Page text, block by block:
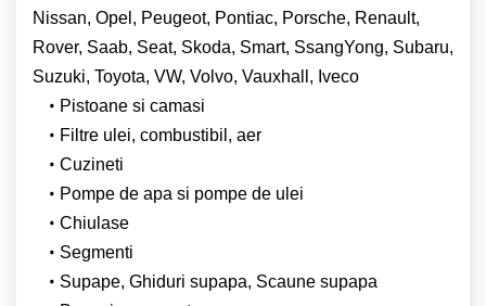
Nissan, Opel, Peugeot, Pontiac, Porsche, Renault,
Rover, Saab, Seat, Skoda, Smart, SsangYong, Subaru,
Suzuki, Toyota, VW, Volvo, Vauxhall, Iveco
Pistoane si camasi
Filtre ulei, combustibil, aer
Cuzineti
Pompe de apa si pompe de ulei
Chiulase
Segmenti
Supape, Ghiduri supapa, Scaune supapa